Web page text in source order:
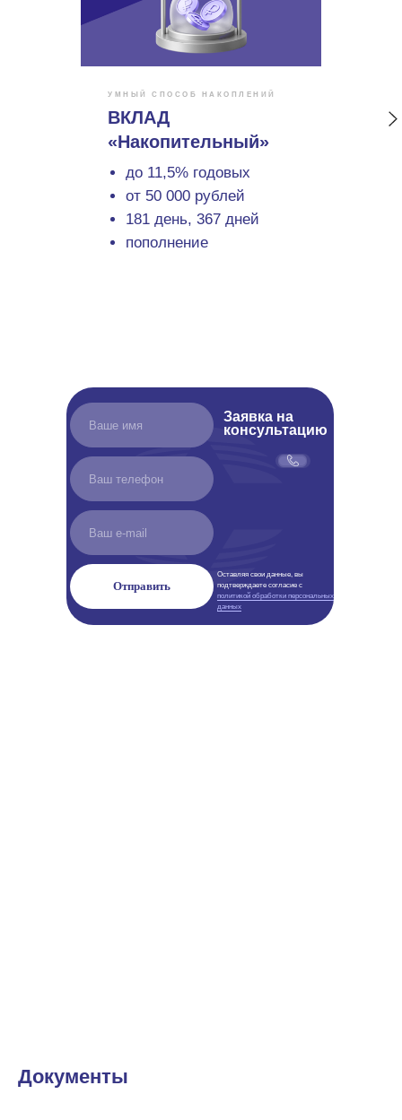
УМНЫЙ СПОСОБ НАКОПЛЕНИЙ
ВКЛАД
«Накопительный»
до 11,5% годовых
от 50 000 рублей
181 день, 367 дней
пополнение
Заявка на
консультацию
Оставляя свои данные, вы
подтверждаете согласие с
политикой обработки персональных
данных
Отправить
Документы